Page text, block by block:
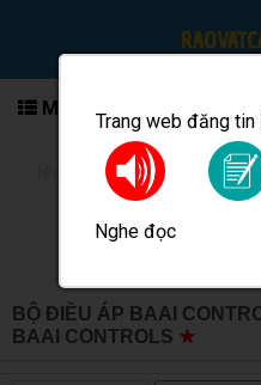
Trang web đăng tin
Nghe đọc
MENU
BỘ ĐIỀU ÁP BAAI
BAAI CONTROLS ★